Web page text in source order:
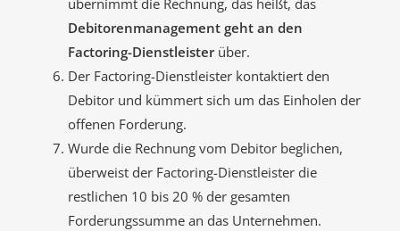
übernimmt die Rechnung, das heißt, das
Debitorenmanagement geht an den
Factoring-Dienstleisterüber.
Der Factoring-Dienstleister kontaktiert den
Debitor und kümmert sich um das Einholen der
offenen Forderung.
Wurde die Rechnung vom Debitor beglichen,
überweist der Factoring-Dienstleister die
restlichen 10 bis 20 % der gesamten
Forderungssumme an das Unternehmen.